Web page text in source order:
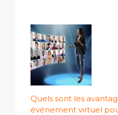
Quels sont les
événement virtuel